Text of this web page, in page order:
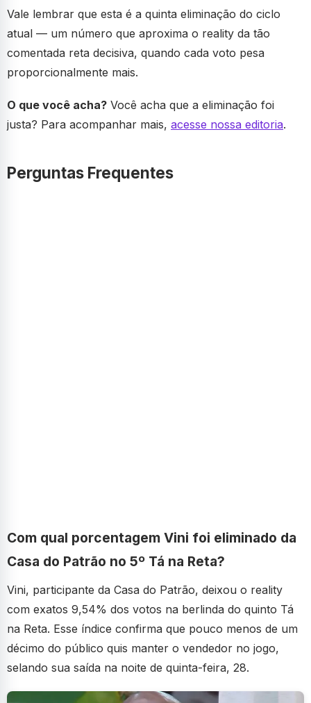
Vale lembrar que esta é a quinta eliminação do ciclo
atual — um número que aproxima o reality da tão
comentada reta decisiva, quando cada voto pesa
proporcionalmente mais.
O que você acha? Você acha que a eliminação foi
justa? Para acompanhar mais, acesse nossa editoria.
Perguntas Frequentes
Com qual porcentagem Vini foi eliminado da
Casa do Patrão no 5º Tá na Reta?
Vini, participante da Casa do Patrão, deixou o reality
com exatos 9,54% dos votos na berlinda do quinto Tá
na Reta. Esse índice confirma que pouco menos de um
décimo do público quis manter o vendedor no jogo,
selando sua saída na noite de quinta-feira, 28.